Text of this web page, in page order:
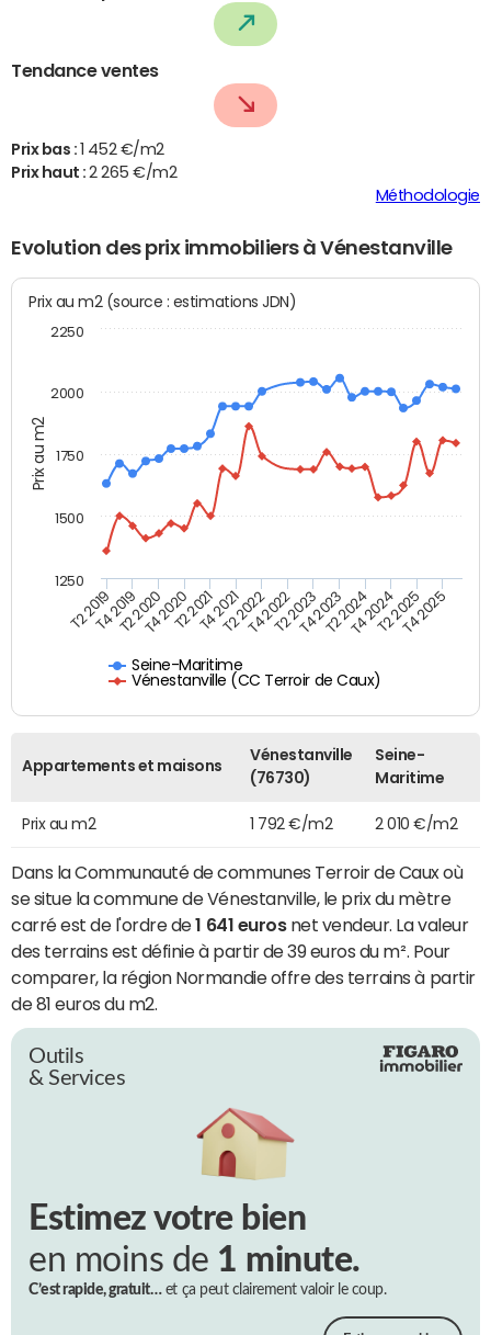
Tendance ventes
Prix bas :
1 452 €/m2
Prix haut :2 265 €/m2
Méthodologie
Evolution des prix immobiliers à Vénestanville
Prix au m2
Prix au m2 (source : estimations JDN)
Seine-Maritime
Vénestanville (CC Terroir de Caux)
T2 2019T4 2019T2 2020T4 2020T2 2021T4 2021T2 2022T4 2022T2 2023T4 2023T2 2024T4 2024T2 2025T4 2025
2000
1250
1500
1750
2250
Appartements et maisons
Vénestanville
(76730)
Seine-
Maritime
Prix au m2 1 792 €/m2 2 010 €/m2
Dans la Communauté de communes Terroir de Caux où
se situe la commune de Vénestanville, le prix du mètre
carré est de l'ordre de1 641 eurosnet vendeur. La valeur
des terrains est définie à partir de 39 euros du m². Pour
comparer, la région Normandie offre des terrains à partir
de 81 euros du m2.
Outils
& Services
Estimez votre bien
en moins de 1 minute.
C’est rapide, gratuit…et ça peut clairement valoir le coup.